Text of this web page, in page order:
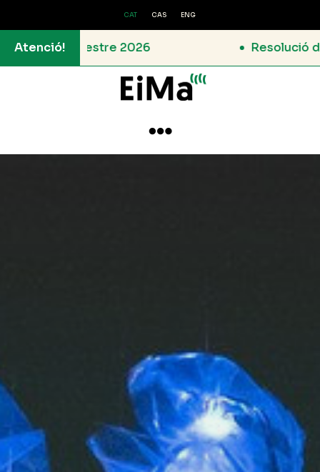
CAT CAS ENG
Atenció!
2026 Resolució de la Convocatòria
